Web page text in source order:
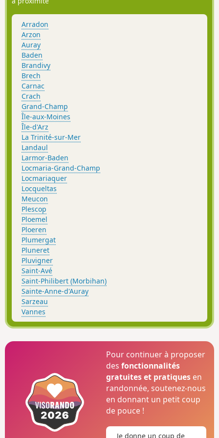
Arradon
Arzon
Auray
Baden
Brandivy
Brech
Carnac
Crach
Grand-Champ
Île-aux-Moines
Île-d'Arz
La Trinité-sur-Mer
Landaul
Larmor-Baden
Locmaria-Grand-Champ
Locmariaquer
Locqueltas
Meucon
Plescop
Ploemel
Ploeren
Plumergat
Pluneret
Pluvigner
Saint-Avé
Saint-Philibert (Morbihan)
Sainte-Anne-d'Auray
Sarzeau
Vannes
Pour continuer à proposer
desfonctionnalités
gratuites et pratiques en
randonnée, soutenez-nous
en donnant un petit coup
de pouce !
Je donne un coup de